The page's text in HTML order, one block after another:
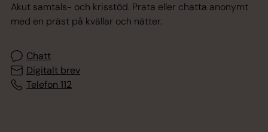
Akut samtals- och krisstöd. Prata eller chatta anonymt
med en präst på kvällar och nätter.
Chatt
Digitalt brev
Telefon 112